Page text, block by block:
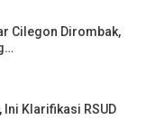
Cilegon Dirombak,
Ini Klarifikasi RSUD